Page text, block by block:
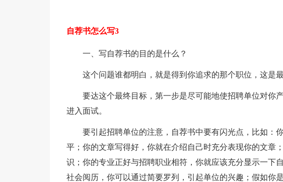
自荐书怎么写3
一、写自荐书的目的是什么？
这个问题谁都明白，就是得到你追求的那个职位，这是最
要达这个最终目标，第一步是尽可能地使招聘单位对你
进入面试。
要引起招聘单位的注意，自荐书中要有闪光点，比如：
平；你的文章写得好，你就在介绍自己时充分表现你的文章
识；你的专业正好与招聘职业相符，你就应该充分显示一下
社会阅历，你可以通过简要罗列，引起单位的兴趣；假如你